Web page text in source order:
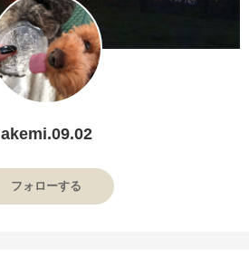
akemi.09.02
フォローする